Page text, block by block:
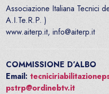
Associazione Italiana Tecnici
A.I.Te.R.P. )
www.aiterp.it, info@aiterp.it
COMMISSIONE D’ALBO
Email:
pstrp@ordinebtv.it